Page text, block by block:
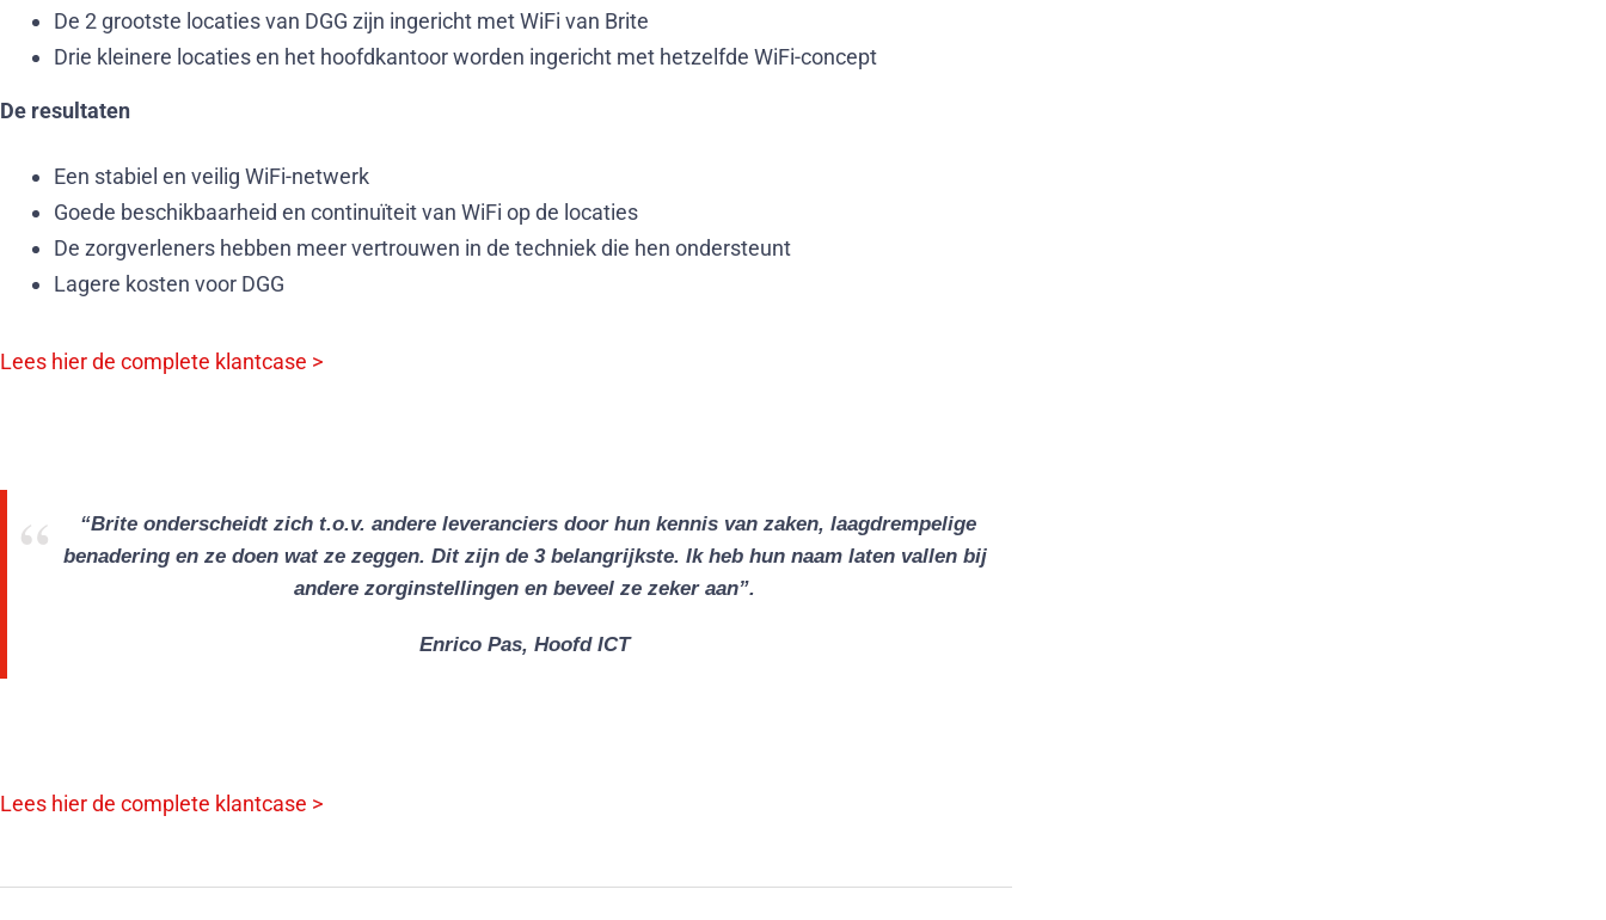
De 2 grootste locaties van DGG zijn ingericht met WiFi van Brite
Drie kleinere locaties en het hoofdkantoor worden ingericht met hetzelfde WiFi-concept
De resultaten
Een stabiel en veilig WiFi-netwerk
Goede beschikbaarheid en continuïteit van WiFi op de locaties
De zorgverleners hebben meer vertrouwen in de techniek die hen ondersteunt
Lagere kosten voor DGG
Lees hier de complete klantcase >
“Brite onderscheidt zich t.o.v. andere leveranciers door hun kennis van zaken, laagdrempelige
benadering en ze doen wat ze zeggen. Dit zijn de 3 belangrijkste. Ik heb hun naam laten vallen bij
andere zorginstellingen en beveel ze zeker aan”.
Enrico Pas, Hoofd ICT
Lees hier de complete klantcase >